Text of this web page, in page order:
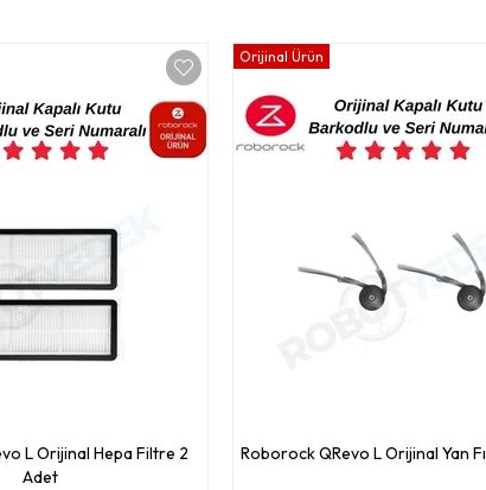
L Orijinal Hepa Filtre 2
Adet
Roborock QRevo L Orijinal Yan
Orijinal Ürün